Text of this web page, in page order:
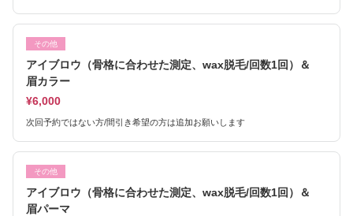
その他
アイブロウ（骨格に合わせた測定、wax脱毛/回数1回）＆
眉カラー
¥6,000
次回予約ではない方/間引き希望の方は追加お願いします
その他
アイブロウ（骨格に合わせた測定、wax脱毛/回数1回）＆
眉パーマ